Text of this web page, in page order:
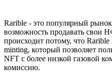
Rarible - это популярный
возможность продавать свои
происходит потому, что
minting, который позволяет
NFT с более низкой газовой
комиссию.